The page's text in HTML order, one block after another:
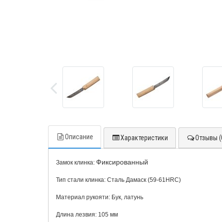
Описание Характеристики Отзывы
Замок клинка: Фиксированный
Тип стали клинка: Сталь Дамаск (59-61HRC)
Материал рукояти: Бук, латунь
Длина лезвия: 105 мм